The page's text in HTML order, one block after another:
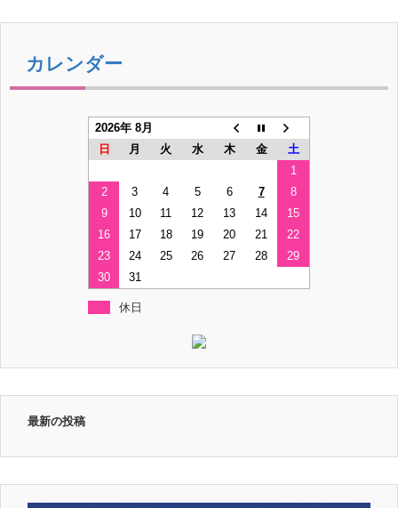
カレンダー
2026年 8月
日
月 火 水 木 金
土
1
2
3 4 5 6 7
8
9
10 11 12 13 14
15
16
17 18 19 20 21
22
23
24 25 26 27 28
29
30
31
休日
最新の投稿